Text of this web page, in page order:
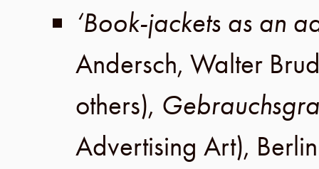
‘Book-jackets as an
Andersch, Walter
others),
Advertising Art), Berlin